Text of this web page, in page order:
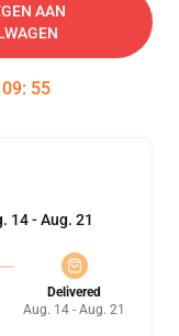
AAN
09: 54
14 - Aug. 21
Delivered
Aug. 14 - Aug. 21